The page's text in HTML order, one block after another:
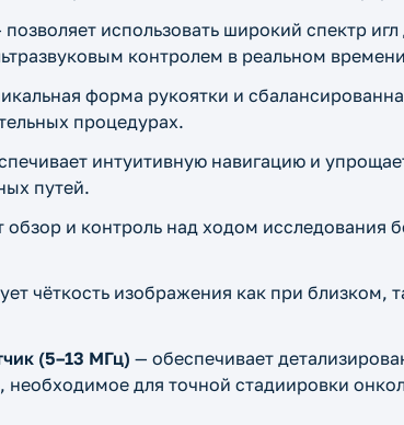
позволяет использовать широкий спектр игл
контролем в реальном
форма рукоятки и
процедурах.
интуитивную навигацию и
путей.
обзор и контроль над ходом исследования
чёткость изображения как при близком,
(5–13 МГц) — обеспечивает
необходимое для точной стадиировки